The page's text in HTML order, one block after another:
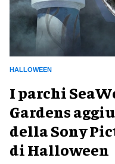
HALLOWEEN
I parchi
Gardens
della Sony
di Halloween